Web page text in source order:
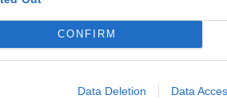
CONFIRM
Data Deletion Data